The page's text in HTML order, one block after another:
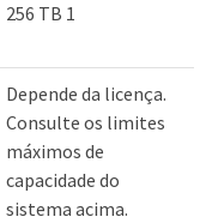
256 TB 1
Depende da licença.
Consulte os limites
máximos de
capacidade do
sistema acima.